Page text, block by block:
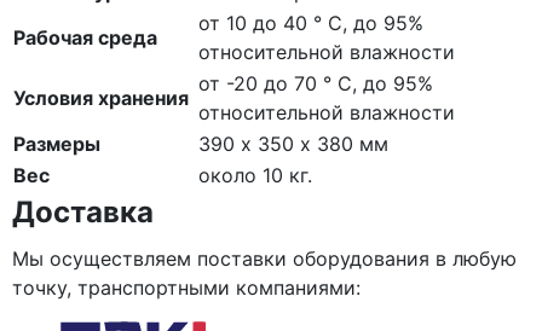
Рабочая среда
от 10 до 40 ° C, до 95%
относительной влажности
Условия хранения
от -20 до 70 ° C, до 95%
относительной влажности
Размеры
390 х 350 х 380 мм
Вес
около 10 кг.
Доставка
Мы осуществляем поставки оборудования в любую
точку, транспортными компаниями: